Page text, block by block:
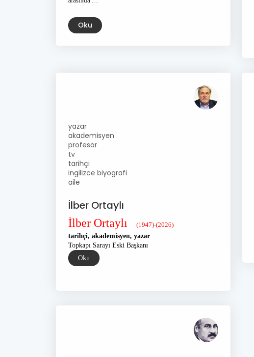
Oku
yazar
akademisyen
profesör
tv
tarihçi
ingilizce biyografi
aile
İlber Ortaylı
İlber Ortaylı
(1947)-(2026)
tarihçi, akademisyen, yazar
Topkapı Sarayı Eski Başkanı
Oku